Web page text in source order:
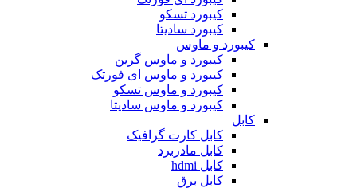
کیبورد تسکو
کیبورد سادیتا
کیبورد و ماوس
کیبورد و ماوس گرین
کیبورد و ماوس ای فورتک
کیبورد و ماوس تسکو
کیبورد و ماوس سادیتا
کابل
کابل کارت گرافیک
کابل مادربرد
کابل hdmi
کابل برق